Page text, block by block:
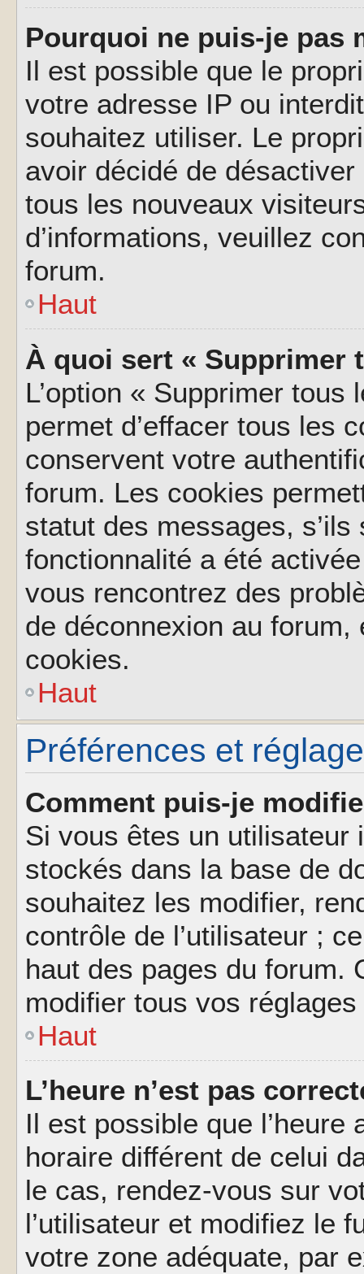
Pourquoi ne puis-je pas
Il est possible que le
votre adresse IP ou
souhaitez utiliser. Le
avoir décidé de
tous les nouveaux
d’informations, veuillez
forum.
Haut
À quoi sert « Supprimer
L’option « Supprimer
permet d’effacer tous les
conservent votre
forum. Les cookies
statut des messages,
fonctionnalité a été
vous rencontrez des
de déconnexion au
cookies.
Haut
Préférences et
Comment puis-je
Si vous êtes un
stockés dans la base de
souhaitez les modifier,
contrôle de l’utilisateur ;
haut des pages du forum.
modifier tous vos
Haut
L’heure n’est pas
Il est possible que
horaire différent de celui
le cas, rendez-vous sur
l’utilisateur et modifiez le
votre zone adéquate, par